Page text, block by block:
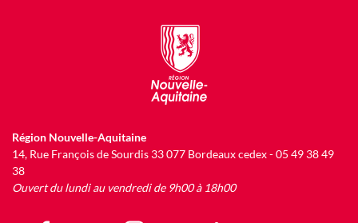
Région Nouvelle-Aquitaine
14, Rue François de Sourdis 33 077 Bordeaux cedex - 05 49 38 49
38
Ouvert du lundi au vendredi de 9h00 à 18h00